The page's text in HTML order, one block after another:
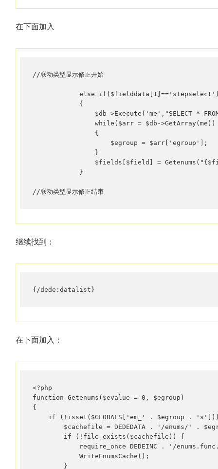
在下面加入
//联动类型显示修正开始
else
            {
$db->Execute('me',"SELECT *
                while($arr = $db->GetArray(me))
                {
                    $egroup = $arr['egroup'];
                }
$fields[$field] =
            }
//联动类型显示修正结束
继续找到：
{/dede:datalist}
在下面加入：
<?php
function Getenums($evalue = 0, $egroup)
{
if (!isset($GLOBALS['em_' . $egroup .
$cachefile = DEDEDATA . '/enums/' .
        if (!file_exists($cachefile)) {
require_once DEDEINC . '/
            WriteEnumsCache();
        }